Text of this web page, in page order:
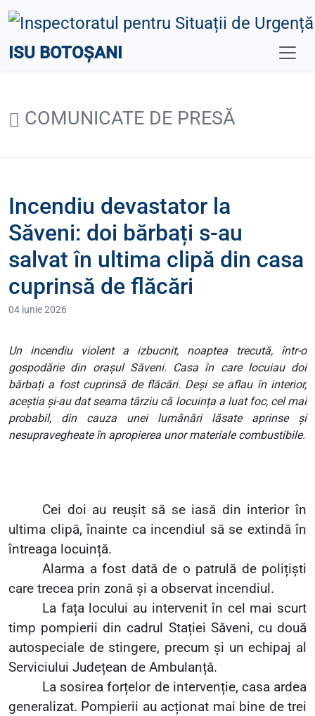
ISU BOTOȘANI
COMUNICATE DE PRESĂ
Incendiu devastator la
Săveni: doi bărbați s-au
salvat în ultima clipă din casa
cuprinsă de flăcări
04 iunie 2026
Un incendiu violent a izbucnit, noaptea trecută, într-o
gospodărie din orașul Săveni. Casa în care locuiau doi
bărbați a fost cuprinsă de flăcări. Deși se aflau în interior,
aceștia și-au dat seama târziu că locuința a luat foc, cel mai
probabil, din cauza unei lumânări lăsate aprinse și
nesupravegheate în apropierea unor materiale combustibile.
Cei doi au reușit să se iasă din interior în
ultima clipă, înainte ca incendiul să se extindă în
întreaga locuință.
Alarma a fost dată de o patrulă de polițiști
care trecea prin zonă și a observat incendiul.
La fața locului au intervenit în cel mai scurt
timp pompierii din cadrul Stației Săveni, cu două
autospeciale de stingere, precum și un echipaj al
Serviciului Județean de Ambulanță.
La sosirea forțelor de intervenție, casa ardea
generalizat. Pompierii au acționat mai bine de trei